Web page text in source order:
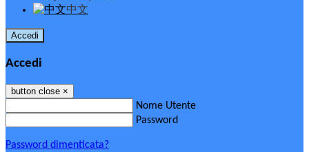
中文
Accedi
Accedi
button close ×
Nome Utente
Password
Password dimenticata?